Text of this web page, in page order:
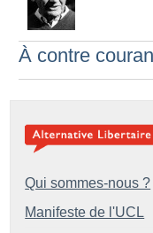
À contre
Qui sommes-nous ?
Manifeste de l'UCL